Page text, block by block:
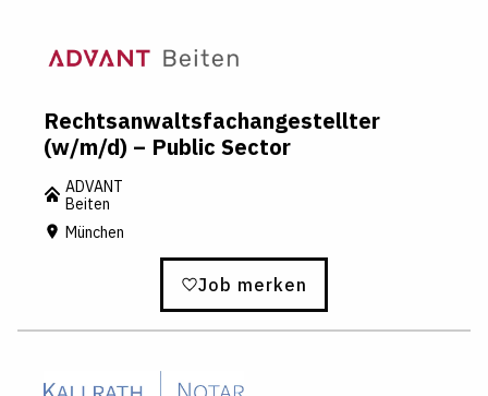
Rechtsanwaltsfachangestellter
(w/m/d) – Public Sector
ADVANT
Beiten
München
Job merken